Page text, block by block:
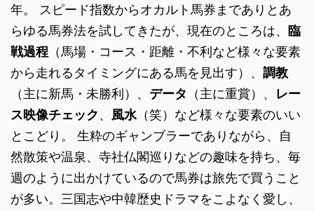
年。 スピード指数からオカルト馬券までありとあ
らゆる馬券法を試してきたが、現在のところは、 臨
戦過程 （馬場・コース・距離・不利など様々な要素
から走れるタイミングにある馬を見出す）、 調教
（主に新馬・未勝利）、 データ （主に重賞）、 レー
ス映像チェック 、 風水（笑）など様々な要素のいい
とこどり。 生粋のギャンブラーでありながら、自
然散策や温泉、寺社仏閣巡りなどの趣味を持ち、毎
週のように出かけているので馬券は旅先で買うこと
が多い。三国志や中韓歴史ドラマをこよなく愛し、